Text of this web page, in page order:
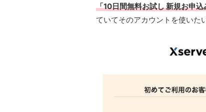
「10日間無料お試し 新規お申
ていてそのアカウントを使いた